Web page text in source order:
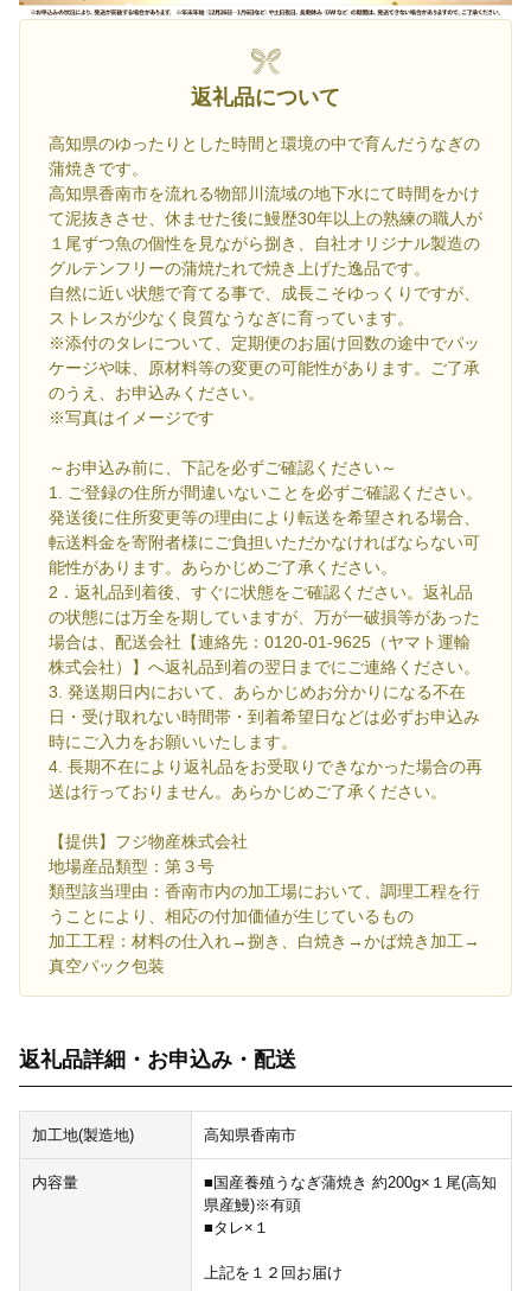
返礼品について
高知県のゆったりとした時間と環境の中で育んだうなぎの
蒲焼きです。
高知県香南市を流れる物部川流域の地下水にて時間をかけ
て泥抜きさせ、休ませた後に鰻歴30年以上の熟練の職人が
１尾ずつ魚の個性を見ながら捌き、自社オリジナル製造の
グルテンフリーの蒲焼たれで焼き上げた逸品です。
自然に近い状態で育てる事で、成長こそゆっくりですが、
ストレスが少なく良質なうなぎに育っています。
※添付のタレについて、定期便のお届け回数の途中でパッ
ケージや味、原材料等の変更の可能性があります。ご了承
のうえ、お申込みください。
※写真はイメージです
～お申込み前に、下記を必ずご確認ください～
1. ご登録の住所が間違いないことを必ずご確認ください。
発送後に住所変更等の理由により転送を希望される場合、
転送料金を寄附者様にご負担いただかなければならない可
能性があります。あらかじめご了承ください。
2．返礼品到着後、すぐに状態をご確認ください。返礼品
の状態には万全を期していますが、万が一破損等があった
場合は、配送会社【連絡先：0120-01-9625（ヤマト運輸
株式会社）】へ返礼品到着の翌日までにご連絡ください。
3. 発送期日内において、あらかじめお分かりになる不在
日・受け取れない時間帯・到着希望日などは必ずお申込み
時にご入力をお願いいたします。
4. 長期不在により返礼品をお受取りできなかった場合の再
送は行っておりません。あらかじめご了承ください。
【提供】フジ物産株式会社
地場産品類型：第３号
類型該当理由：香南市内の加工場において、調理工程を行
うことにより、相応の付加価値が生じているもの
加工工程：材料の仕入れ→捌き、白焼き→かば焼き加工→
真空パック包装
返礼品詳細・お申込み・配送
加工地(製造地) 高知県香南市
内容量
■国産養殖うなぎ蒲焼き 約200g×１尾(高知
県産鰻)※有頭
■タレ×１
上記を１２回お届け